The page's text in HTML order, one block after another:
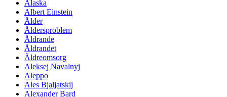
Alaska
Albert Einstein
Ålder
Åldersproblem
Åldrande
Åldrandet
Äldreomsorg
Aleksej Navalnyj
Aleppo
Ales Bjaljatskij
Alexander Bard